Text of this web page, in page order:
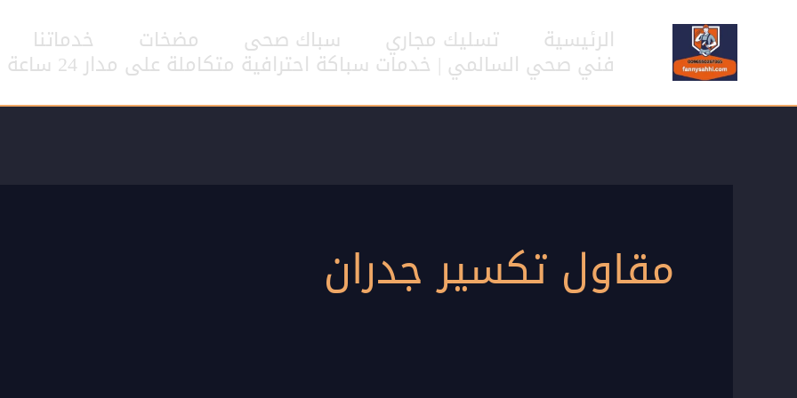
المحتوى
الرئيسية تسليك مجاري سباك صحى مضخات خدماتنا
فني صحي السالمي | خدمات سباكة احترافية متكاملة على مدار 24 ساعة
مقاول تكسير جدران